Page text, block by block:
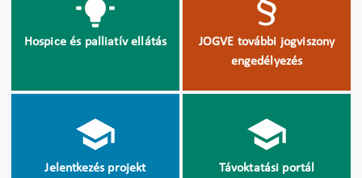
Hospice és palliatív ellátás
JOGVE további jogviszony
engedélyezés
Jelentkezés projekt
Távoktatási portál